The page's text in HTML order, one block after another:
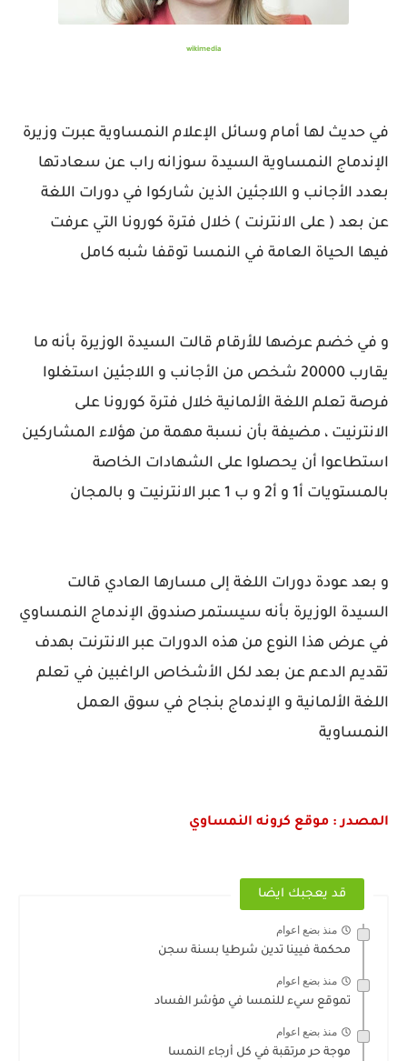
wikimedia
في حديث لها أمام وسائل الإعلام النمساوية عبرت وزيرة
الإندماج النمساوية السيدة سوزانه راب عن سعادتها
بعدد الأجانب و اللاجئين الذين شاركوا في دورات اللغة
عن بعد ( على الانترنت ) خلال فترة كورونا التي عرفت
فيها الحياة العامة في النمسا توقفا شبه كامل
و في خضم عرضها للأرقام قالت السيدة الوزيرة بأنه ما
يقارب 20000 شخص من الأجانب و اللاجئين استغلوا
فرصة تعلم اللغة الألمانية خلال فترة كورونا على
الانترنيت ، مضيفة بأن نسبة مهمة من هؤلاء المشاركين
استطاعوا أن يحصلوا على الشهادات الخاصة
بالمستويات أ1 و أ2 و ب 1 عبر الانترنيت و بالمجان
و بعد عودة دورات اللغة إلى مسارها العادي قالت
السيدة الوزيرة بأنه سيستمر صندوق الإندماج النمساوي
في عرض هذا النوع من هذه الدورات عبر الانترنت بهدف
تقديم الدعم عن بعد لكل الأشخاص الراغبين في تعلم
اللغة الألمانية و الإندماج بنجاح في سوق العمل
النمساوية
المصدر : موقع كرونه النمساوي
قد يعجبك ايضا
منذ بضع اعوام
محكمة فيينا تدين شرطيا بسنة سجن
منذ بضع اعوام
تموقع سيء للنمسا في مؤشر الفساد
منذ بضع اعوام
موجة حر مرتقبة في كل أرجاء النمسا